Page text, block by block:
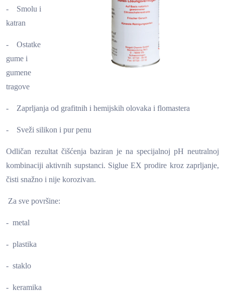
- Smolu i
katran
- Ostatke
gume i
gumene
tragove
- Zaprljanja od grafitnih i hemijskih olovaka i flomastera
- Sveži silikon i pur penu
Odličan rezultat čišćenja baziran je na specijalnoj pH neutralnoj
kombinaciji aktivnih supstanci. Siglue EX prodire kroz zaprljanje,
čisti snažno i nije korozivan.
Za sve površine:
- metal
- plastika
- staklo
- keramika